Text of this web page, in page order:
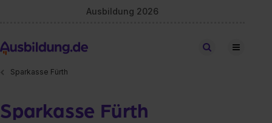
Ausbildung 2026
Stellen finden
Sparkasse Fürth
Sparkasse Fürth